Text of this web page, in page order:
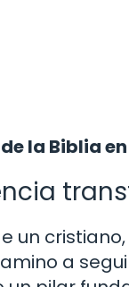
la Biblia
un
a